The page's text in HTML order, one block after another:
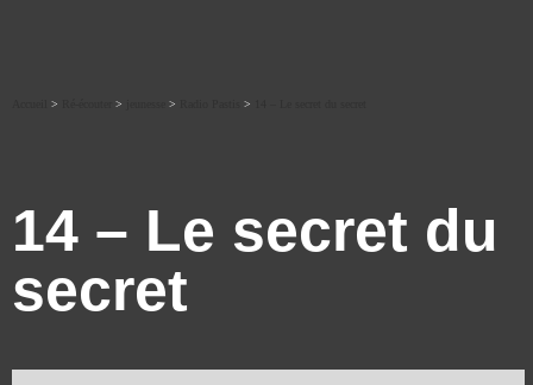
> > > >
14 – Le secret du
secret